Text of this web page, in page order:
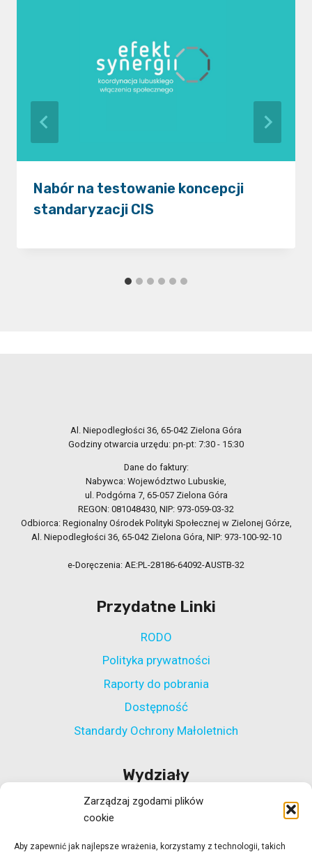
Zarządzaj zgodami plików
cookie
Aby zapewnić jak najlepsze wrażenia, korzystamy z technologii, takich
Nabór na testowanie koncepcji
standaryzacji CIS
Al. Niepodległości 36, 65-042 Zielona Góra
Godziny otwarcia urzędu: pn-pt: 7:30 - 15:30
Dane do faktury:
Nabywca: Województwo Lubuskie,
ul. Podgórna 7, 65-057 Zielona Góra
REGON: 081048430, NIP: 973-059-03-32
Odbiorca: Regionalny Ośrodek Polityki Społecznej w Zielonej Górze,
Al. Niepodległości 36, 65-042 Zielona Góra, NIP: 973-100-92-10
e-Doręczenia: AE:PL-28186-64092-AUSTB-32
Przydatne Linki
RODO
Polityka prywatności
Raporty do pobrania
Dostępność
Standardy Ochrony Małoletnich
Wydziały
Wydział Polityki Społecznej
Wydział ds. Rehabilitacji Zawodowej i Społecznej
Wydział Koordynacji Włączenia Społecznego